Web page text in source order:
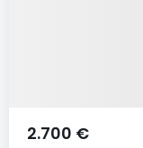
2.700 €